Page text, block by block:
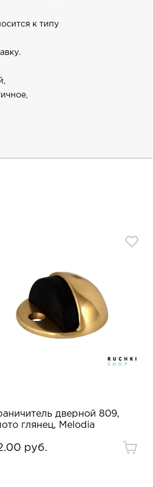
к типу
дверной 809,
глянец, Melodia
руб.